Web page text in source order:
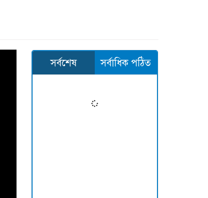
সর্বশেষ সর্বাধিক পঠিত